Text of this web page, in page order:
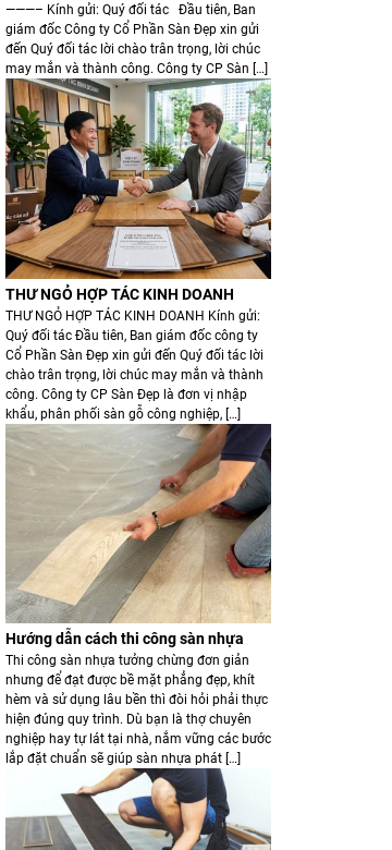
———– Kính gửi: Quý đối tác Đầu tiên, Ban
giám đốc Công ty Cổ Phần Sàn Đẹp xin gửi
đến Quý đối tác lời chào trân trọng, lời chúc
may mắn và thành công. Công ty CP Sàn […]
THƯ NGỎ HỢP TÁC KINH DOANH
THƯ NGỎ HỢP TÁC KINH DOANH Kính gửi:
Quý đối tác Đầu tiên, Ban giám đốc công ty
Cổ Phần Sàn Đẹp xin gửi đến Quý đối tác lời
chào trân trọng, lời chúc may mắn và thành
công. Công ty CP Sàn Đẹp là đơn vị nhập
khẩu, phân phối sàn gỗ công nghiệp, […]
Hướng dẫn cách thi công sàn nhựa
Thi công sàn nhựa tưởng chừng đơn giản
nhưng để đạt được bề mặt phẳng đẹp, khít
hèm và sử dụng lâu bền thì đòi hỏi phải thực
hiện đúng quy trình. Dù bạn là thợ chuyên
nghiệp hay tự lát tại nhà, nắm vững các bước
lắp đặt chuẩn sẽ giúp sàn nhựa phát […]